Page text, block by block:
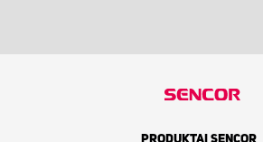
PRODUKTAI SENCOR